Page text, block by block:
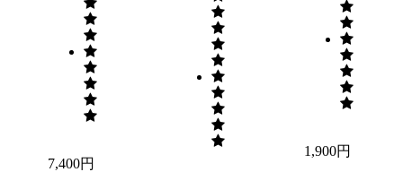
7,400円
1,900円